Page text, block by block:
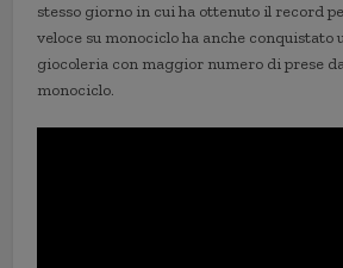
stesso giorno in cui ha ottenuto il record
veloce su monociclo ha anche conquistato
giocoleria con maggior numero di prese
monociclo.